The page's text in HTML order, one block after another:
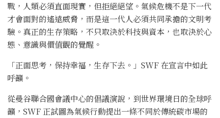
戰，人類必須直面現實，但拒絕絕望。氣候危機不是下一代
才會面對的遙遠威脅，而是這一代人必須共同承擔的文明考
驗。真正的生存策略，不只取決於科技與資本，也取決於心
態、意識與價值觀的覺醒。
「正面思考，保持幸福，生存下去。」SWF 在宣言中如此
呼籲。
從曼谷聯合國會議中心的倡議演說，到世界環境日的全球呼
籲，SWF 正試圖為氣候行動提出一條不同於傳統碳市場的